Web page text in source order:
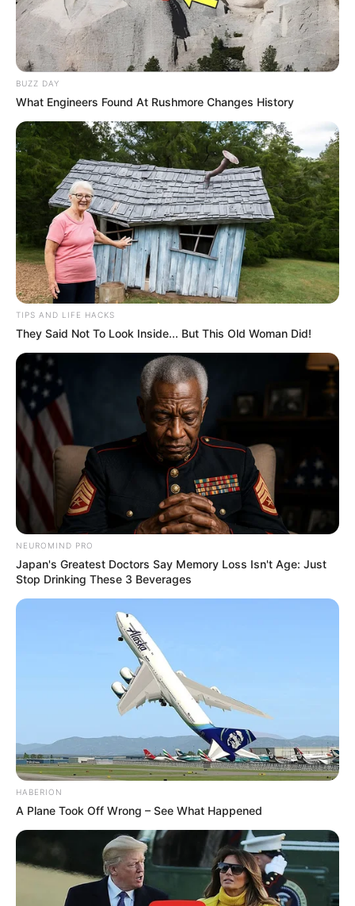
Tua Casa
Tua Casa
eCycle
BUZZ DAY
What Engineers Found At Rushmore Changes History
TIPS AND LIFE HACKS
They Said Not To Look Inside... But This Old Woman Did!
NEUROMIND PRO
Japan's Greatest Doctors Say Memory Loss Isn't Age: Just
Stop Drinking These 3 Beverages
HABERION
A Plane Took Off Wrong – See What Happened